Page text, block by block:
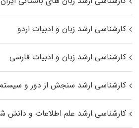
کارشناسی ارشد زبان و ادبیات اردو
کارشناسی ارشد زبان و ادبیات فارسی
کارشناسی ارشد سنجش از دور و سیستم
کارشناسی ارشد علم اطلاعات و دانش